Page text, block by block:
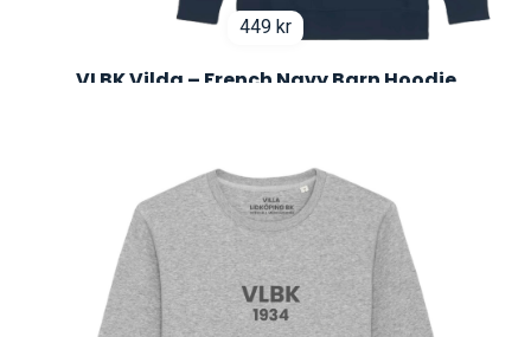
449 kr
VLBK Vilda – French Navy Barn Hoodie